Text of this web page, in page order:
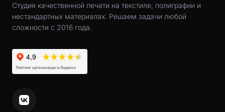
Студия качественной печати на текстиле, полиграфии и
нестандартных материалах. Решаем задачи любой
сложности с 2016 года.